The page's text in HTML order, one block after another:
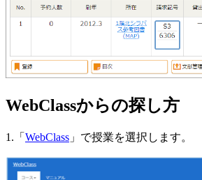
WebClassからの探し方
1.「 WebClass 」で授業を選択します。